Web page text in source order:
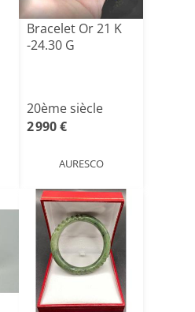
Bracelet Or 21 K
-24.30 G
20ème siècle
2 990 €
AURESCO